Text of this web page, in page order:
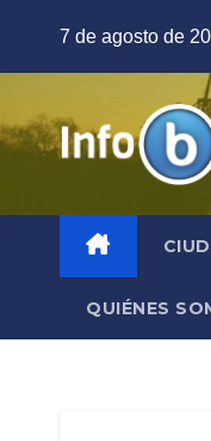
7 de agosto de
QUIÉNES